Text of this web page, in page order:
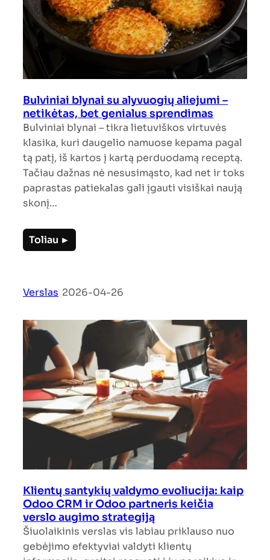
Bulviniai blynai su alyvuogių aliejumi –
netikėtas, bet genialus sprendimas
Bulviniai blynai – tikra lietuviškos virtuvės
klasika, kuri daugelio namuose kepama pagal
tą patį, iš kartos į kartą perduodamą receptą.
Tačiau dažnas nė nesusimąsto, kad net ir toks
paprastas patiekalas gali įgauti visiškai naują
skonį…
Toliau ►
Verslas 2026-04-26
Klientų santykių valdymo evoliucija: kaip
Odoo CRM ir Odoo partneris keičia
verslo augimo strategiją
Šiuolaikinis verslas vis labiau priklauso nuo
gebėjimo efektyviai valdyti klientų